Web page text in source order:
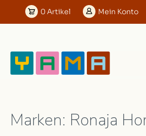
0Artikel Mein Konto
Marken: Ronaja